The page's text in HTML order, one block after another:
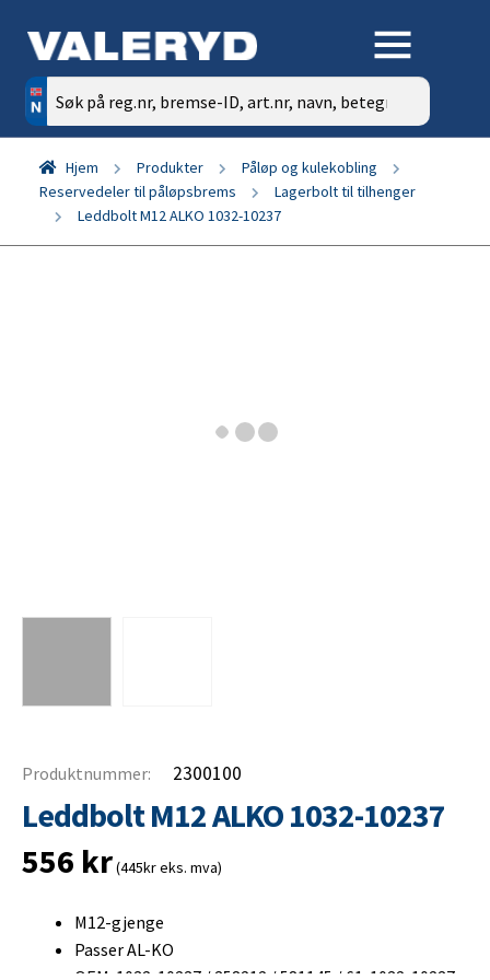
Søk
etter:
Hjem Produkter
Påløp og kulekobling
Reservedeler til påløpsbrems
Lagerbolt til tilhenger
Leddbolt M12 ALKO 1032-10237
Produktnummer: 2300100
Leddbolt M12 ALKO 1032-10237
556 kr(445kr eks. mva)
M12-gjenge
Passer AL-KO